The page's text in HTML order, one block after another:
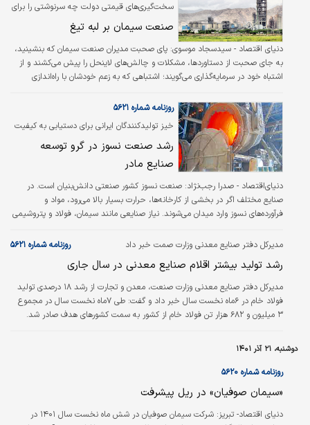
سخت‏‌گیری‏‌های قیمتی دولت چه سرنوشتی را برای
صنعت خاکستری رقم زده است؟
صنعت سیمان بر لبه تیغ
دنياي اقتصاد - سيد‌سجاد موسوي: پای صحبت مدیران صنعت سیمان که بنشینید،
به جای صحبت از دستاوردها، مشکلات و چالش‌‌های لاینحل را پیش می‌‌کشند و از
اشتباه خود در سرمایه‌‌گذاری می‌گویند؛ اشتباهی که به زعم خودشان با راه‌‌اندازی
دنبال بازگشت اصل سرمایه‌‌شان هستند.
خیز تولیدکنندگان ایرانی برای دستیابی به کیفیت
روزنامه شماره ۵۶۲۱
رشد صنعت نسوز در گرو توسعه
صنایع مادر
دنیای‌اقتصاد - صدرا رجب‌‌‌نژاد: صنعت نسوز کشور صنعتی دانش‌‌‌بنیان است. در
صنایع مختلف اگر در بخشی از کارخانه‌ها، حرارت بسیار بالا می‌رود، مواد و
فرآورده‌‌‌های نسوز وارد میدان می‌‌‌شوند. نیاز صنایعی مانند سیمان، فولاد و پتروشیمی
باعث افزایش تقاضای نسوز و توسعه صنعت نسوز خواهد شد. در سال‌های اخیر
کشور‌‌‌ها در پی افزایش کیفیت مواد نسوز داخلی و یافتن مشتریان خارجی در جهت
صادرات…
مدیرکل دفتر صنایع معدنی وزارت صمت خبر داد روزنامه شماره ۵۶۲۱
رشد تولید بیشتر اقلام صنایع معدنی در سال جاری
مدیرکل دفتر صنایع معدنی وزارت صنعت، معدن و تجارت از رشد ۱۸ درصدی تولید
فولاد خام در ۶ماه نخست سال خبر داد و گفت: طی ۷ماه نخست سال در مجموع
۳ میلیون و ۶۸۲ هزار تن فولاد خام از کشور به سمت کشورهای هدف صادر شد.
دوشنبه، ۲۱ آذر ۱۴۰۱
روزنامه شماره ۵۶۲۰
«سیمان صوفیان» در ریل پیشرفت
دنياي اقتصاد- تبريز:
شرکت سیمان صوفیان در شش ماه نخست سال ۱۴۰۱ در